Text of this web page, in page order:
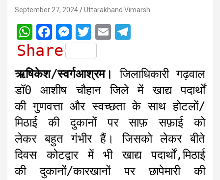
September 27, 2024 Uttarakhand Vimarsh
W
h
a
t
s
A
p
p
F
a
e
b
o
o
k
M
e
s
s
e
n
g
e
r
T
w
i
t
t
e
r
E
i
l
e
g
r
a
m
Share
ऋषिकेश/स्वर्गआश्रम।
जिलाधिकारी गढ़वाल
डॉ0 आशीष चौहान जिले में खाद्य पदार्थों
की गुणवत्ता और स्वच्छता के साथ होटलों/
मिठाई की दुकानों पर साफ़ सफ़ाई को
लेकर बहुत गंभीर हैं। जिसको लेकर बीते
दिवस कोटद्वार में भी खाद्य पदार्थों,मिठाई
की दुकानों/कारखानों पर छापेमारी की